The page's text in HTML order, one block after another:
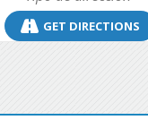
GET DIRECTIONS